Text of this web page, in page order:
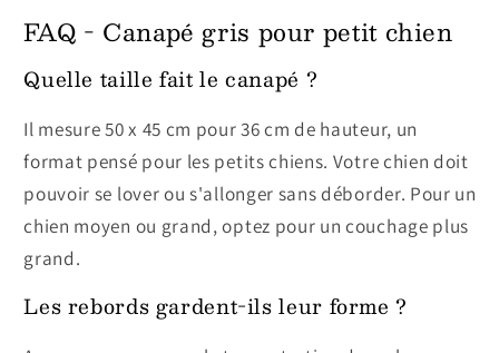
FAQ - Canapé gris pour petit chien
Quelle taille fait le canapé ?
Il mesure 50 x 45 cm pour 36 cm de hauteur, un
format pensé pour les petits chiens. Votre chien doit
pouvoir se lover ou s'allonger sans déborder. Pour un
chien moyen ou grand, optez pour un couchage plus
grand.
Les rebords gardent-ils leur forme ?